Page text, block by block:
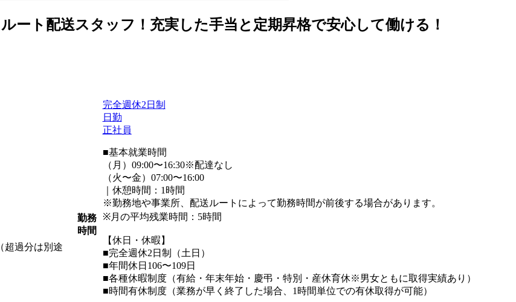
ート配送スタッフ！充実した手当と定期昇格で安心して働ける！
超過分は別途
勤務
時間
完全週休2日制
日勤
正社員
■基本就業時間
（月）09:00〜16:30※配達なし
（火〜金）07:00〜16:00
｜休憩時間：1時間
※勤務地や事業所、配送ルートによって勤務時間が前後する場合があります。
※月の平均残業時間：5時間
【休日・休暇】
■完全週休2日制（土日）
■年間休日106〜109日
■各種休暇制度（有給・年末年始・慶弔・特別・産休育休※男女ともに取得実績あり）
■時間有休制度（業務が早く終了した場合、1時間単位での有休取得が可能）